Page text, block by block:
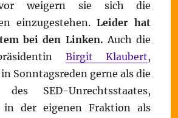
weigern sie sich die
einzugestehen.Leider hat
bei den Linken. Auch die
Birgit Klaubert,
Sonntagsreden gerne als die
des SED-Unrechtsstaates,
in der eigenen Fraktion als